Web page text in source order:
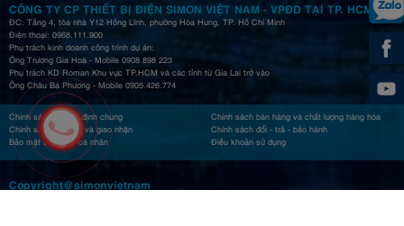
CÔNG TY CP THIẾT BỊ ĐIỆN SIMON VIỆT NAM - VPĐD TẠI TP. HCM
ĐC: Tầng 4, tòa nhà Y12 Hồng Lĩnh, phường Hòa Hưng, TP. Hồ Chí Minh
Điện thoại: 0968.111.900
Phụ trách kinh doanh công trình dự án:
Ông Trương Gia Hoà - Mobile 0908 898 223
Phụ trách KD Roman Khu vực TP.HCM và các tỉnh từ Gia Lai trở vào
Ông Châu Bá Phương - Mobile 0905.426.774
Chính sách và quy định chung
Chính sách bán hàng và chất lượng hàng hóa
Chính sách thu tiền và giao nhận
Chính sách đổi - trả - bảo hành
Bảo mật thông tin cá nhân
Điều khoản sử dụng
Copyright@simonvietnam